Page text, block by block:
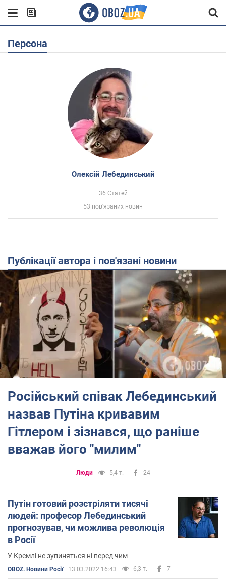
Персона
Олексій Лебединський
36 Статей
53 пов'язаних новин
Публікації автора і пов'язані новини
Російський співак Лебединський
назвав Путіна кривавим
Гітлером і зізнався, що раніше
вважав його "милим"
Люди 5,4 т. 24
Путін готовий розстріляти тисячі
людей: професор Лебединський
прогнозував, чи можлива революція
в Росії
У Кремлі не зупиняться ні перед чим
OBOZ. Новини Росії 13.03.2022 16:43 6,3 т. 7